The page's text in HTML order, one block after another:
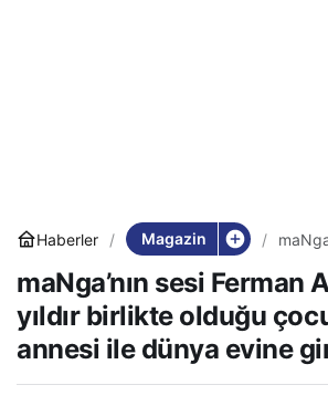
Haberler Magazin
olduğu
annesi
girdi
maNga’nın sesi Ferman
yıldır birlikte olduğu
annesi ile dünya evine